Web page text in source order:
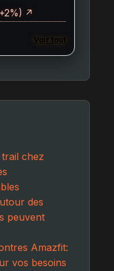
↗
Voir tout
chez
des
peuvent
Amazfit:
vos besoins